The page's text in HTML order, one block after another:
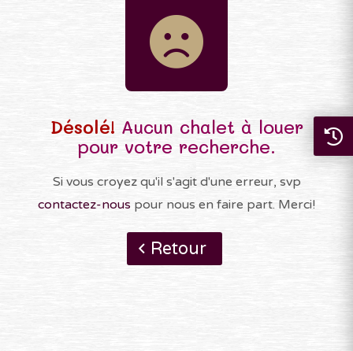
Désolé! Aucun chalet à louer
pour votre recherche.
Si vous croyez qu'il s'agit d'une erreur, svp
contactez-nous pour nous en faire part. Merci!
Retour